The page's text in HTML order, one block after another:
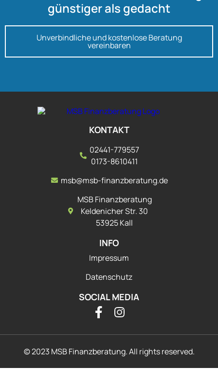
günstiger als gedacht
Unverbindliche und kostenlose Beratung
vereinbaren
KONTAKT
02441-779557
0173-8610411
msb@msb-finanzberatung.de
MSB Finanzberatung
Keldenicher Str. 30
53925 Kall
INFO
Impressum
Datenschutz
SOCIAL MEDIA
© 2023 MSB Finanzberatung. All rights reserved.